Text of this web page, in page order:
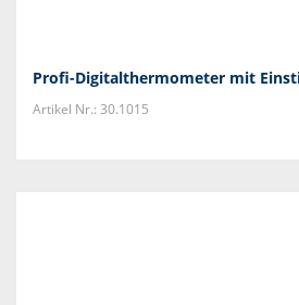
Profi-Digitalthermometer mit
Artikel Nr.: 30.1015